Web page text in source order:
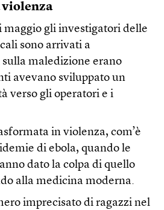
violenza
maggio gli investigatori delle
sono arrivati a
maledizione erano
avevano sviluppato un
verso gli operatori e i
in violenza, com’è
di ebola, quando le
dato la colpa di quello
alla medicina moderna.
imprecisato di ragazzi nel